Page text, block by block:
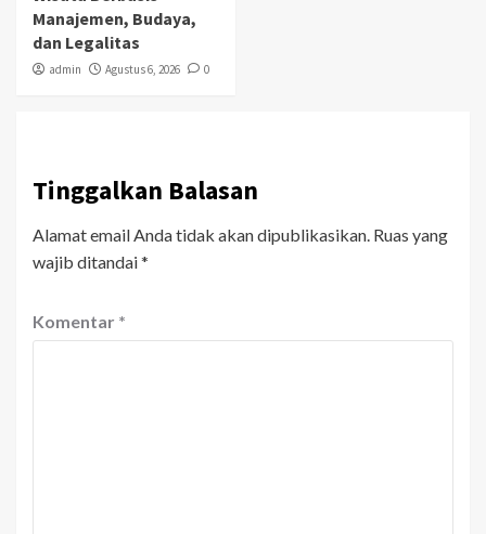
Manajemen, Budaya,
dan Legalitas
admin Agustus 6, 2026 0
Tinggalkan Balasan
Alamat email Anda tidak akan dipublikasikan. Ruas yang
wajib ditandai*
Komentar *